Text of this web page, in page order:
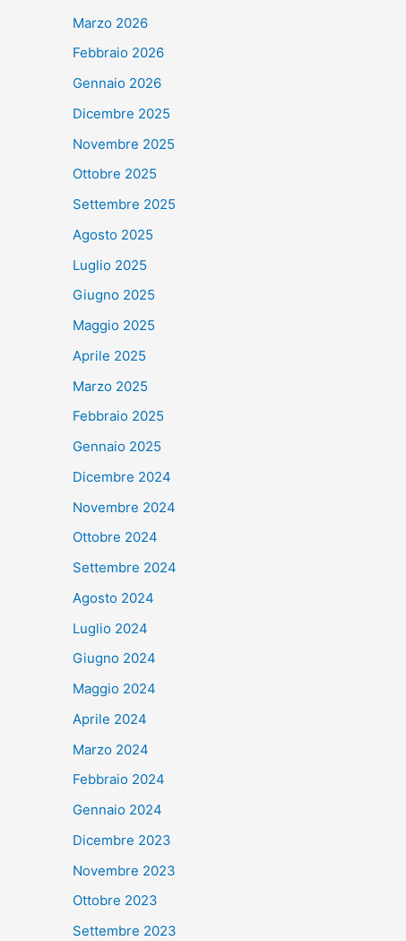
Marzo 2026
Febbraio 2026
Gennaio 2026
Dicembre 2025
Novembre 2025
Ottobre 2025
Settembre 2025
Agosto 2025
Luglio 2025
Giugno 2025
Maggio 2025
Aprile 2025
Marzo 2025
Febbraio 2025
Gennaio 2025
Dicembre 2024
Novembre 2024
Ottobre 2024
Settembre 2024
Agosto 2024
Luglio 2024
Giugno 2024
Maggio 2024
Aprile 2024
Marzo 2024
Febbraio 2024
Gennaio 2024
Dicembre 2023
Novembre 2023
Ottobre 2023
Settembre 2023